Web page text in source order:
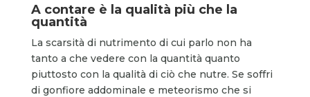
A contare è la qualità più che la
quantità
La scarsità di nutrimento di cui parlo non ha
tanto a che vedere con la quantità quanto
piuttosto con la qualità di ciò che nutre. Se soffri
di gonfiore addominale e meteorismo che si